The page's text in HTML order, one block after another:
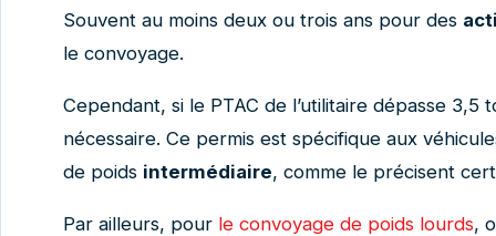
Souvent au moins deux ou trois ans pour des
le convoyage.
Cependant, si le PTAC de l’utilitaire dépasse 3,5
nécessaire. Ce permis est spécifique aux
de poids intermédiaire, comme le précisent
Par ailleurs, pour le convoyage de poids lourds,